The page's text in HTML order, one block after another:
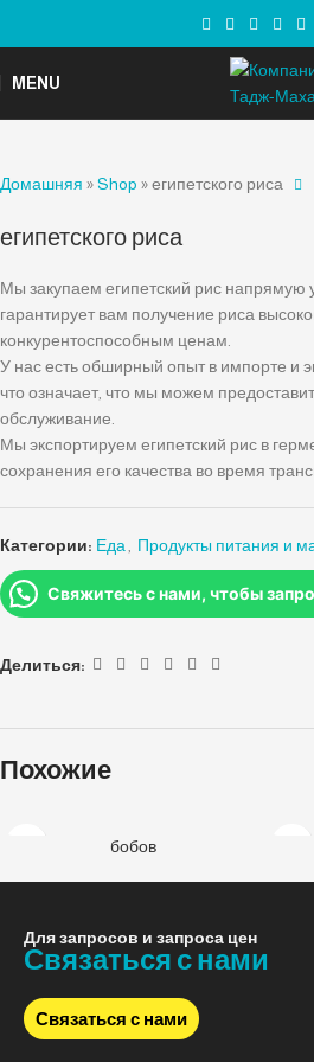
MENU
Домашняя »Shop »египетского риса
египетского риса
Мы закупаем египетский рис напрямую
гарантирует вам получение риса
конкурентоспособным ценам.
У нас есть обширный опыт в импорте и
что означает, что мы можем
обслуживание.
Мы экспортируем египетский рис в
сохранения его качества во время
Категории: Еда, Продукты питания и
Делиться:
Похожие
бобов
Для запросов и запроса цен
Связаться с нами
Связаться с нами